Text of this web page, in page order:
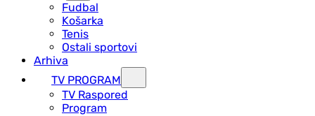
Fudbal
Košarka
Tenis
Ostali sportovi
Arhiva
TV PROGRAM
ТV Raspored
Program